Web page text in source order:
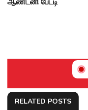
RELATED POSTS